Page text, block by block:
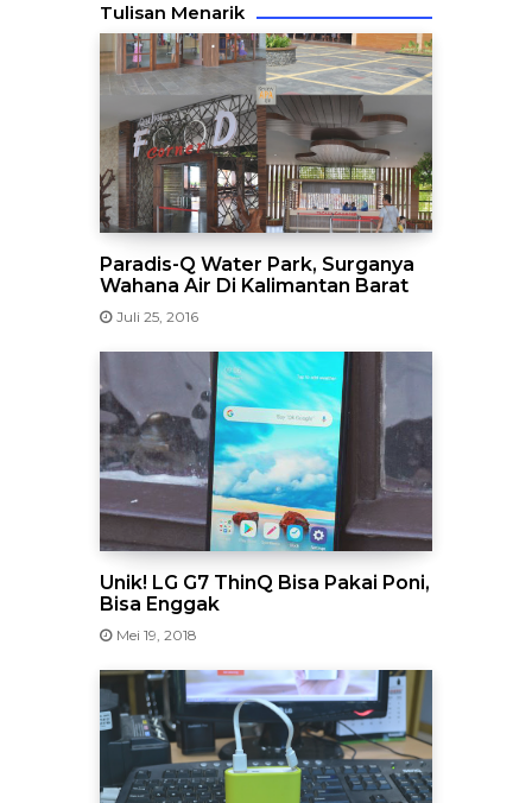
Tulisan Menarik
Paradis-Q Water Park, Surganya
Wahana Air Di Kalimantan Barat
Juli 25, 2016
Unik! LG G7 ThinQ Bisa Pakai Poni,
Bisa Enggak
Mei 19, 2018